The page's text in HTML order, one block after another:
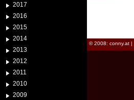
2017
2016
2015
2014
2013
2012
2011
2010
2009
© 2008: conny.at |